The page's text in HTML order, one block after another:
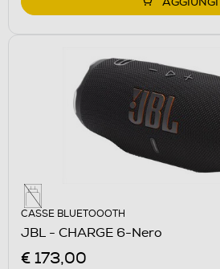
CASSE BLUETOOOTH
JBL - CHARGE 6-Nero
€ 173,00